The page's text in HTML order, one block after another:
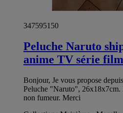
347595150
Peluche Naruto
anime TV série film
Bonjour, Je vous propose
Peluche "Naruto", 26x18x7cm.
non fumeur. Merci